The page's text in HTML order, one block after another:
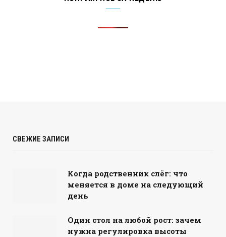
СВЕЖИЕ ЗАПИСИ
Когда родственник слёг: что
меняется в доме на следующий
день
Один стол на любой рост: зачем
нужна регулировка высоты